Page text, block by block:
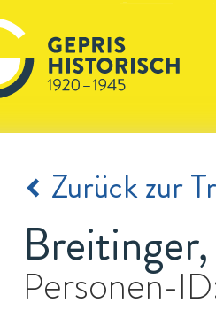
Zurück zur
Personen-